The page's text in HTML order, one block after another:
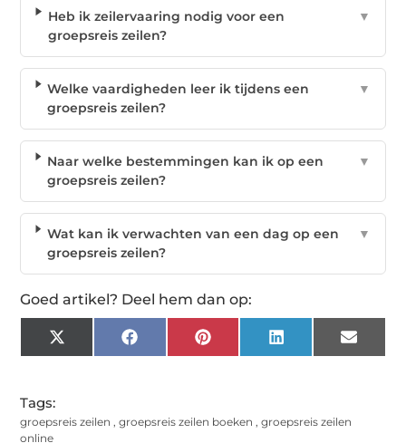
Heb ik zeilervaaring nodig voor een
groepsreis zeilen?
▼
Welke vaardigheden leer ik tijdens een
groepsreis zeilen?
▼
Naar welke bestemmingen kan ik op een
groepsreis zeilen?
▼
Wat kan ik verwachten van een dag op een
groepsreis zeilen?
▼
Goed artikel? Deel hem dan op:
X
(Twitter)
Facebook Pinterest LinkedIn Email
Tags:
groepsreis zeilen ,groepsreis zeilen boeken ,groepsreis zeilen
online